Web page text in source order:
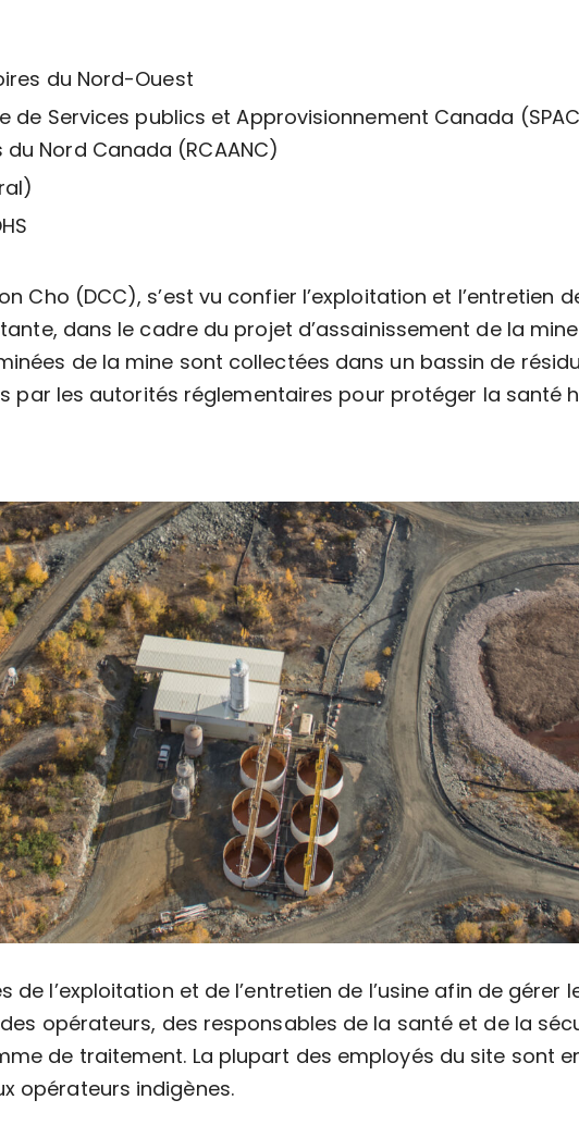
du Nord-Ouest
de Services publics et Approvisionnement Canada
Nord Canada (RCAANC)
Cho (DCC), s’est vu confier l’exploitation et l’entretien
dans le cadre du projet d’assainissement de la mine
de la mine sont collectées dans un bassin de
par les autorités réglementaires pour protéger la santé
de l’exploitation et de l’entretien de l’usine afin de gérer
opérateurs, des responsables de la santé et de la
de traitement. La plupart des employés du site sont
opérateurs indigènes.